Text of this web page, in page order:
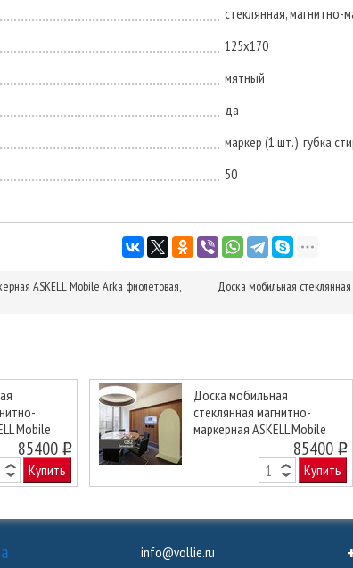
стеклянная, магнитно-
125х170
мятный
да
маркер (1 шт.), губка
50
ASKELL Mobile Arka фиолетовая, Доска мобильная
Mobile
100х170
85400 o
Купить
Доска мобильная
стеклянная магнитно-
маркерная ASKELL Mobile
Arka бежевая, 100х170 см
85400 o
Купить
Next
info@vollie.ru